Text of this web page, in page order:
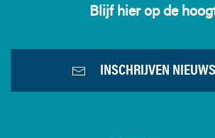
Blijf hier op de
INSCHRIJVEN